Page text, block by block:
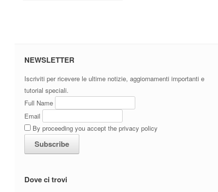
NEWSLETTER
Iscriviti per ricevere le ultime notizie, aggiornamenti importanti e
tutorial speciali.
Full Name
Email
By proceeding you accept the privacy policy
Dove ci trovi